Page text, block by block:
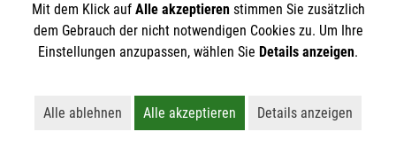
BIC: GENODED1PA7
Lohweg 15
30559 Hannover
Email:info.hannover@malteser.org
Der Malteser Hilfsdienst e.V. ist als eingetragene
Gewerbesteuer befreit.
Mit dem Klick auf Alle akzeptierenstimmen Sie zusätzlich
dem Gebrauch der nicht notwendigen Cookies zu. Um Ihre
Einstellungen anzupassen, wählen Sie Details anzeigen.
Alle ablehnen
Lehnt alle nicht-essentiellen Cookies ab
Alle akzeptieren
Akzeptiert alle Cookies
Details anzeigen